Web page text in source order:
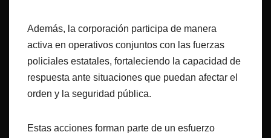
Además, la corporación participa de manera
activa en operativos conjuntos con las fuerzas
policiales estatales, fortaleciendo la capacidad de
respuesta ante situaciones que puedan afectar el
orden y la seguridad pública.
Estas acciones forman parte de un esfuerzo